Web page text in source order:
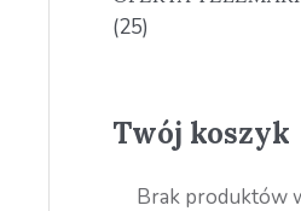
(25)
Twój koszyk
Brak produktów